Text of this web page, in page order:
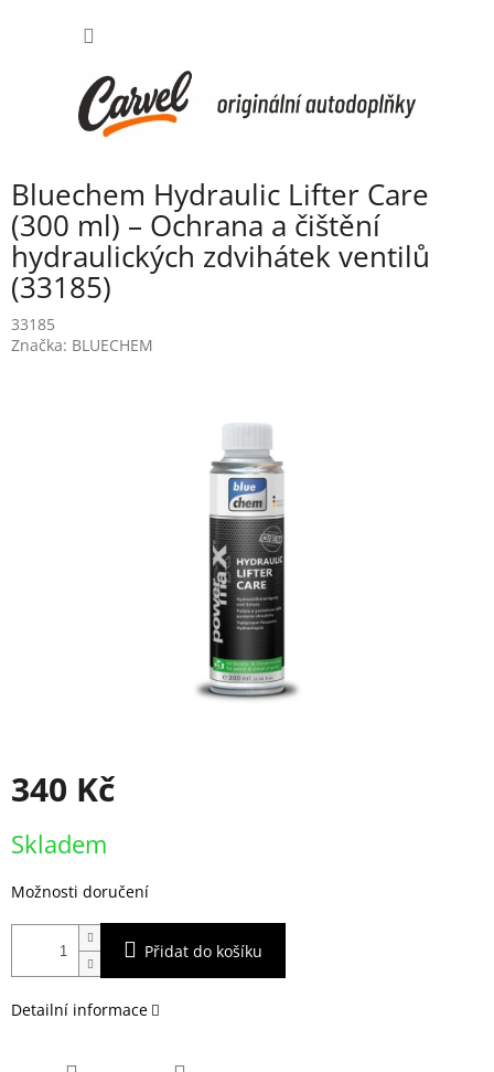
Bluechem Hydraulic Lifter Care
(300 ml) – Ochrana a čištění
hydraulických zdvihátek ventilů
(33185)
33185
Značka: BLUECHEM
340 Kč
cena:
Skladem
Možnosti doručení
Přidat do košíku
Detailní informace